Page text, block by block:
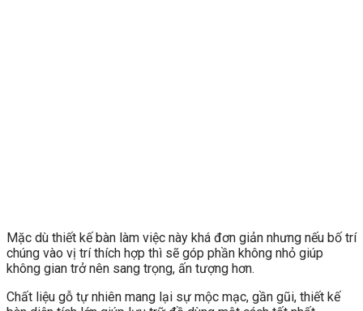
Mặc dù thiết kế bàn làm việc này khá đơn giản nhưng nếu bố trí
chúng vào vị trí thích hợp thì sẽ góp phần không nhỏ giúp
không gian trở nên sang trọng, ấn tượng hơn.
Chất liệu gỗ tự nhiên mang lại sự mộc mạc, gần gũi, thiết kế